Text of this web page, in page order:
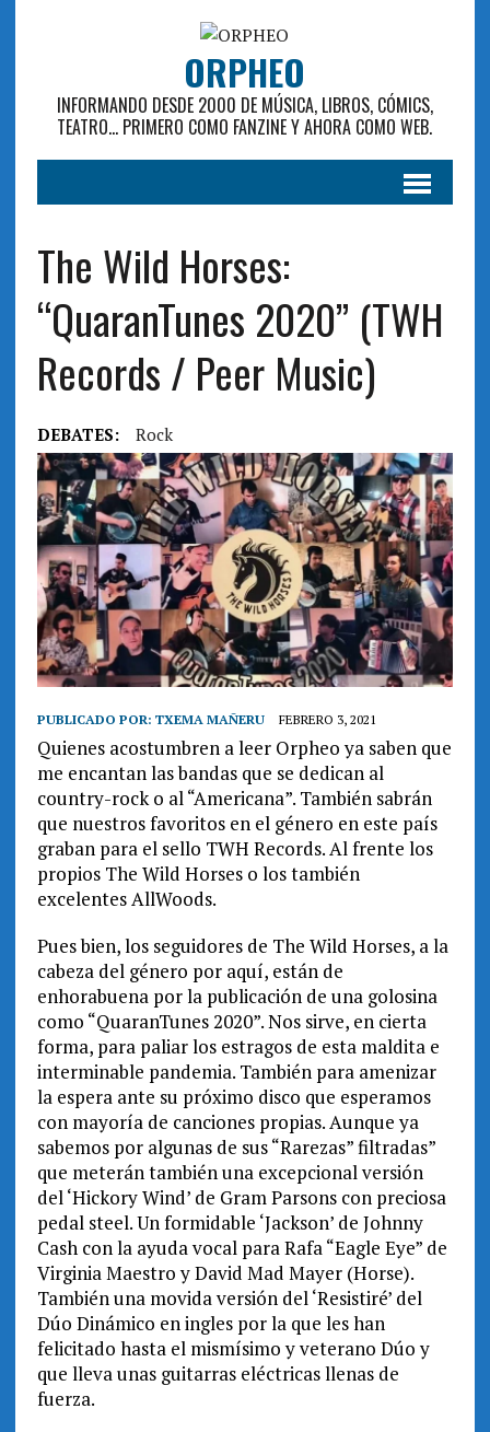
ORPHEO
INFORMANDO DESDE 2000 DE MÚSICA, LIBROS, CÓMICS,
TEATRO... PRIMERO COMO FANZINE Y AHORA COMO WEB.
The Wild Horses:
“QuaranTunes 2020” (TWH
Records / Peer Music)
DEBATES: Rock
PUBLICADO POR: TXEMA MAÑERU FEBRERO 3, 2021
Quienes acostumbren a leer Orpheo ya saben que
me encantan las bandas que se dedican al
country-rock o al “Americana”. También sabrán
que nuestros favoritos en el género en este país
graban para el sello TWH Records. Al frente los
propios The Wild Horses o los también
excelentes AllWoods.
Pues bien, los seguidores de The Wild Horses, a la
cabeza del género por aquí, están de
enhorabuena por la publicación de una golosina
como “QuaranTunes 2020”. Nos sirve, en cierta
forma, para paliar los estragos de esta maldita e
interminable pandemia. También para amenizar
la espera ante su próximo disco que esperamos
con mayoría de canciones propias. Aunque ya
sabemos por algunas de sus “Rarezas” filtradas”
que meterán también una excepcional versión
del ‘Hickory Wind’ de Gram Parsons con preciosa
pedal steel. Un formidable ‘Jackson’ de Johnny
Cash con la ayuda vocal para Rafa “Eagle Eye” de
Virginia Maestro y David Mad Mayer (Horse).
También una movida versión del ‘Resistiré’ del
Dúo Dinámico en ingles por la que les han
felicitado hasta el mismísimo y veterano Dúo y
que lleva unas guitarras eléctricas llenas de
fuerza.